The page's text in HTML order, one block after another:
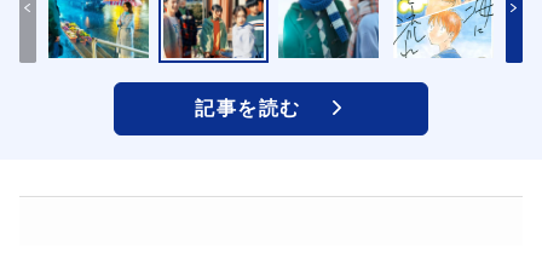
記事を読む